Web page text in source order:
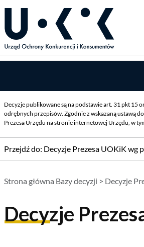
Decyzje publikowane są na podstawie art. 31 pkt
odrębnych przepisów. Zgodnie z wskazaną ustawą
Prezesa Urzędu na stronie internetowej Urzędu, w
Przejdź do: Decyzje Prezesa UOKiK wg
Strona główna Bazy decyzji > Decyzje
Decyzje